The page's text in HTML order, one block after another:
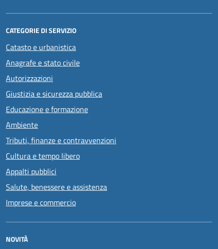
CATEGORIE DI SERVIZIO
Catasto e urbanistica
Anagrafe e stato civile
Autorizzazioni
Giustizia e sicurezza pubblica
Educazione e formazione
Ambiente
Tributi, finanze e contravvenzioni
Cultura e tempo libero
Appalti pubblici
Salute, benessere e assistenza
Imprese e commercio
NOVITÀ